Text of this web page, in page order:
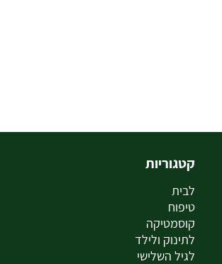
קטגוריות
לבית
טיפוח
קוסמטיקה
לתינוק ולילד
לגיל השלישי